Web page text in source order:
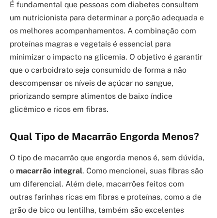
É fundamental que pessoas com diabetes consultem
um nutricionista para determinar a porção adequada e
os melhores acompanhamentos. A combinação com
proteínas magras e vegetais é essencial para
minimizar o impacto na glicemia. O objetivo é garantir
que o carboidrato seja consumido de forma a não
descompensar os níveis de açúcar no sangue,
priorizando sempre alimentos de baixo índice
glicêmico e ricos em fibras.
Qual Tipo de Macarrão Engorda Menos?
O tipo de macarrão que engorda menos é, sem dúvida,
o macarrão integral. Como mencionei, suas fibras são
um diferencial. Além dele, macarrões feitos com
outras farinhas ricas em fibras e proteínas, como a de
grão de bico ou lentilha, também são excelentes